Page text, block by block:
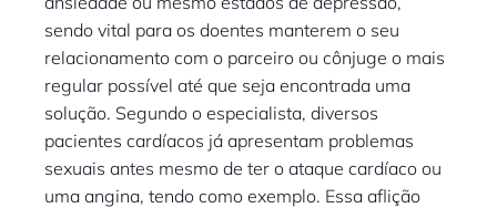
sendo vital para os doentes manterem o seu
relacionamento com o parceiro ou cônjuge o mais
regular possível até que seja encontrada uma
solução. Segundo o especialista, diversos
pacientes cardíacos já apresentam problemas
sexuais antes mesmo de ter o ataque cardíaco ou
uma angina, tendo como exemplo. Essa aflição